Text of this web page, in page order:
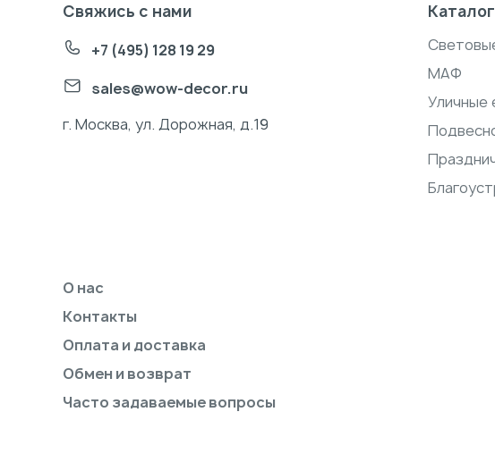
Свяжись с нами
+7 (495) 128 19 29
sales@wow-decor.ru
г. Москва, ул. Дорожная, д.19
Каталог
МАФ
Уличные
О нас
Контакты
Оплата и доставка
Обмен и возврат
Часто задаваемые вопросы